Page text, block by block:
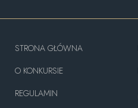
STRONA GŁÓWNA
O KONKURSIE
REGULAMIN